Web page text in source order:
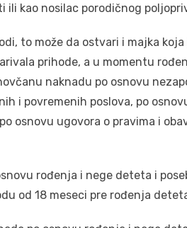
ili kao nosilac porodičnog
to može da ostvari i majka
prihode, a u momentu
naknadu po osnovu
i povremenih poslova, po
osnovu ugovora o pravima i
rođenja i nege deteta i
od 18 meseci pre rođenja